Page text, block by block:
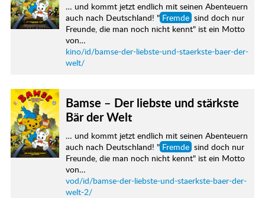
… und kommt jetzt endlich mit seinen Abenteuern
auch nach Deutschland! " Fremde sind doch nur
Freunde, die man noch nicht kennt" ist ein Motto
von…
kino/id/bamse-der-liebste-und-staerkste-baer-der-
welt/
Bamse – Der liebste und stärkste
Bär der Welt
… und kommt jetzt endlich mit seinen Abenteuern
auch nach Deutschland! " Fremde sind doch nur
Freunde, die man noch nicht kennt" ist ein Motto
von…
vod/id/bamse-der-liebste-und-staerkste-baer-der-
welt-2/